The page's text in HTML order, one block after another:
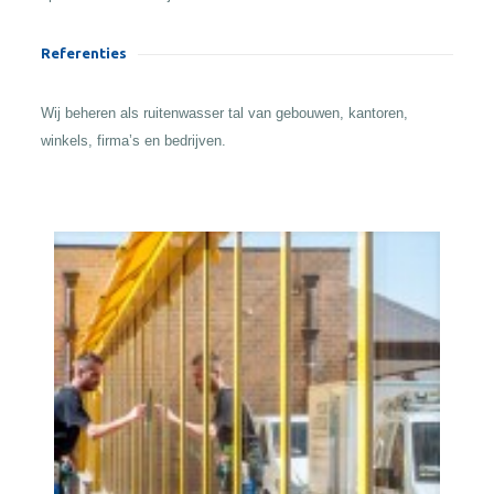
Referenties
Wij beheren als ruitenwasser tal van gebouwen, kantoren,
winkels, firma’s en bedrijven.